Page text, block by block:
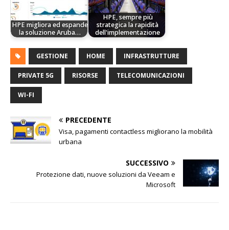
HPE migliora ed espande
la soluzione Aruba…
HPE, sempre più
strategica la rapidità
dell'implementazione
GESTIONE HOME INFRASTRUTTURE
PRIVATE 5G RISORSE TELECOMUNICAZIONI
WI-FI
PRECEDENTE
Visa, pagamenti contactless migliorano la mobilità
urbana
SUCCESSIVO
Protezione dati, nuove soluzioni da Veeam e
Microsoft